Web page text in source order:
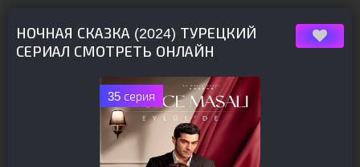
НОЧНАЯ СКАЗКА (2024) ТУРЕЦКИЙ
СЕРИАЛ СМОТРЕТЬ ОНЛАЙН
35 серия